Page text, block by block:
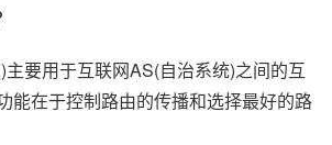
要用于互联网AS(自治系统)之间的互
能在于控制路由的传播和选择最好的路